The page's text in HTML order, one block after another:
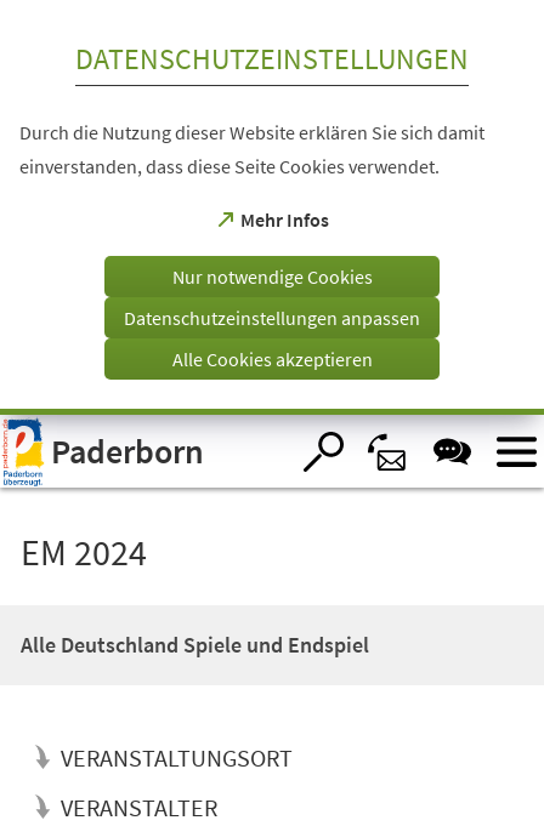
Visuelle
Assistenzsoftware
öffnen.
DATENSCHUTZEINSTELLUNGEN
Durch die Nutzung dieser Website erklären Sie sich damit
einverstanden, dass diese Seite Cookies verwendet.
Mehr Infos
(Öffnet
einem
Tab)
Nur notwendige Cookies
Datenschutzeinstellungen anpassen
Alle Cookies akzeptieren
Paderborn
EM 2024
Alle Deutschland Spiele und Endspiel
VERANSTALTUNGSORT
VERANSTALTER